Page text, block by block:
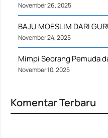
November 26, 2025
BAJU MOESLIM DARI
November 24, 2025
Mimpi Seorang Pemuda
November 10, 2025
Komentar Terbaru